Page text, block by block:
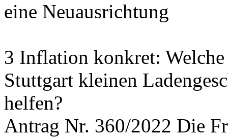
eine Neuausrichtung
3 Inflation konkret:
Stuttgart kleinen
helfen?
Antrag Nr. 360/2022 Die